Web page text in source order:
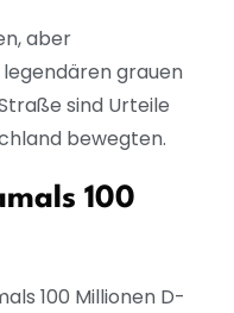
aber
grauen
sind Urteile
bewegten.
100
100 Millionen D-